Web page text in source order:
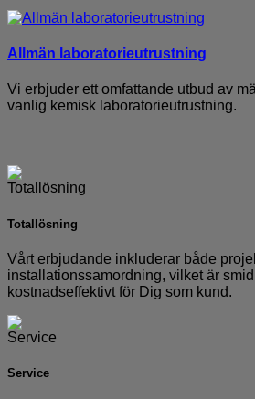
Allmän laboratorieutrustning
Vi erbjuder ett omfattande utbud av
vanlig kemisk laboratorieutrustning.
Totallösning
Vårt erbjudande inkluderar både
installationssamordning, vilket är
kostnadseffektivt för Dig som kund.
Service